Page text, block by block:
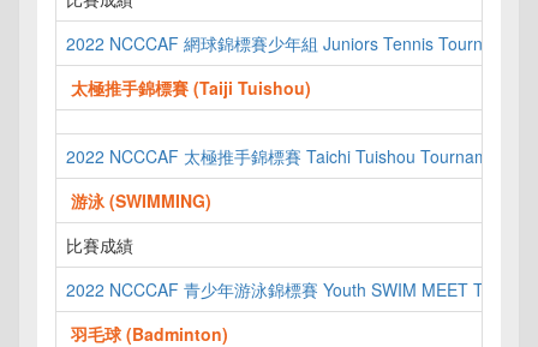
2022 NCCCAF 網球錦標賽少年組 Juniors Tennis
太極推手錦標賽 (Taiji Tuishou)
2022 NCCCAF 太極推手錦標賽 Taichi Tuishou Tournament
游泳 (SWIMMING)
比賽成績
2022 NCCCAF 青少年游泳錦標賽 Youth SWIM MEET
羽毛球 (Badminton)